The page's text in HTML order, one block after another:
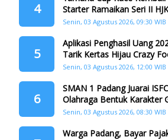
4
Starter Ramaikan Seri II
Senin, 03 Agustus 2026, 09:30 WIB
5
Aplikasi Penghasil Uang
Tarik Kertas Hijau Crazy
Penggandaan
Senin, 03 Agustus 2026, 12:00 WIB
6
SMAN 1 Padang Juarai
Olahraga Bentuk Karakter
Senin, 03 Agustus 2026, 08:30 WIB
Warga Padang, Bayar